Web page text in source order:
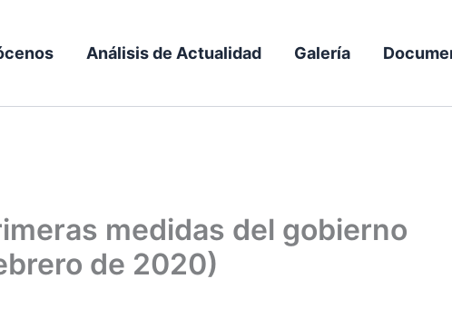
Análisis de Actualidad Galería
medidas del gobierno
de 2020)